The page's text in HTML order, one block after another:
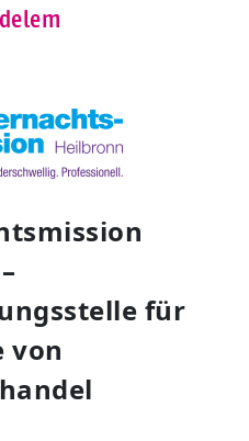
für
von